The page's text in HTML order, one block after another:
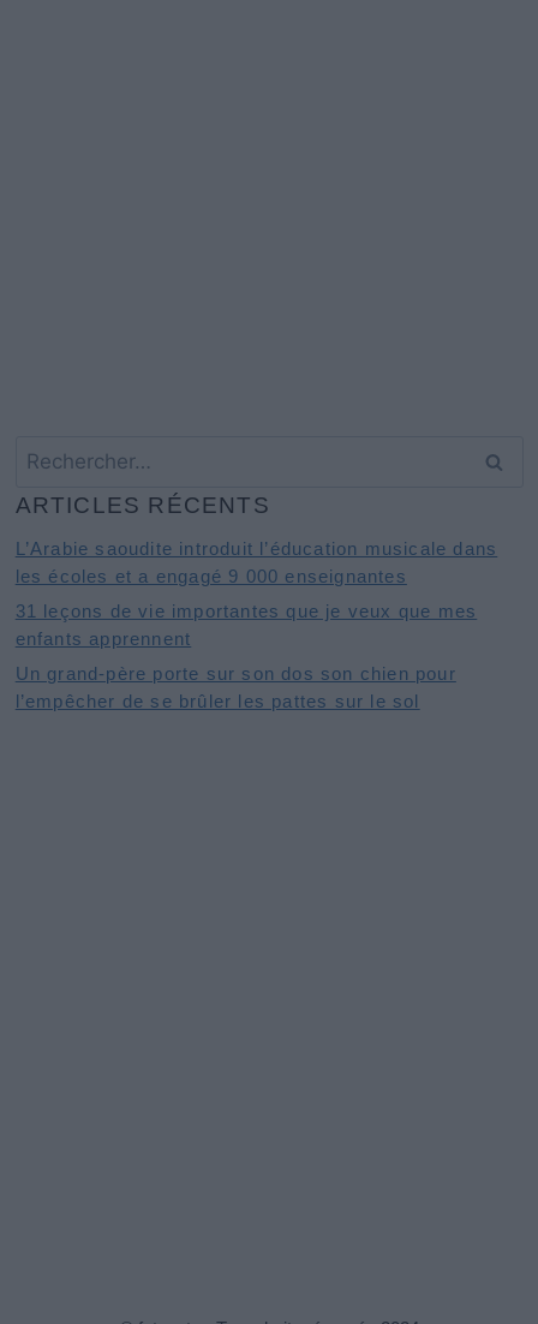
Rechercher :
ARTICLES RÉCENTS
L’Arabie saoudite introduit l’éducation musicale dans
les écoles et a engagé 9 000 enseignantes
31 leçons de vie importantes que je veux que mes
enfants apprennent
Un grand-père porte sur son dos son chien pour
l’empêcher de se brûler les pattes sur le sol